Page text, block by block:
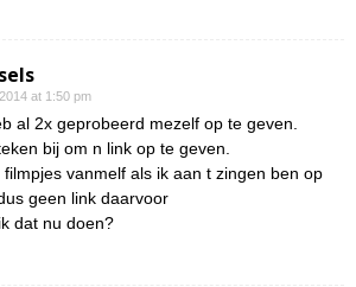
at 1:50 pm
al 2x geprobeerd mezelf op te geven.
bij om n link op te geven.
filmpjes vanmelf als ik aan t zingen ben op
geen link daarvoor
dat nu doen?